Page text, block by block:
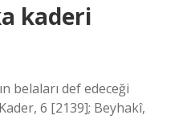
kaderi
belaları def edeceği
6 [2139]; Beyhakî,